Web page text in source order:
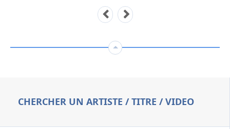
CHERCHER UN ARTISTE / TITRE / VIDEO